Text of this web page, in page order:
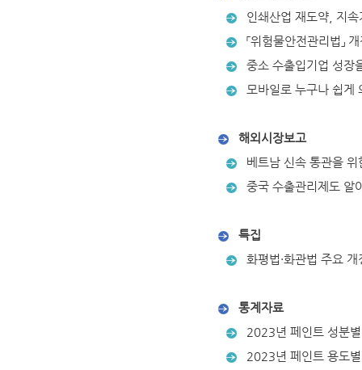
인쇄산업 재도약, 지속
「위험물안전관리법」
중소 수출입기업 성장
모바일로 누구나 쉽게
해외시장보고
베트남 신속 통관을 위
중국 수출관리제도 알
특집
화평법·화관법 주요
통계자료
2023년 페인트 성분
2023년 페인트 용도